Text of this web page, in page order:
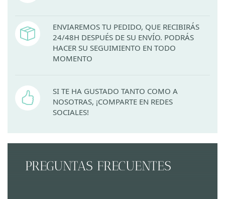
ENVIAREMOS TU PEDIDO, QUE RECIBIRÁS
24/48H DESPUÉS DE SU ENVÍO. PODRÁS
HACER SU SEGUIMIENTO EN TODO
MOMENTO
SI TE HA GUSTADO TANTO COMO A
NOSOTRAS, ¡COMPARTE EN REDES
SOCIALES!
PREGUNTAS FRECUENTES